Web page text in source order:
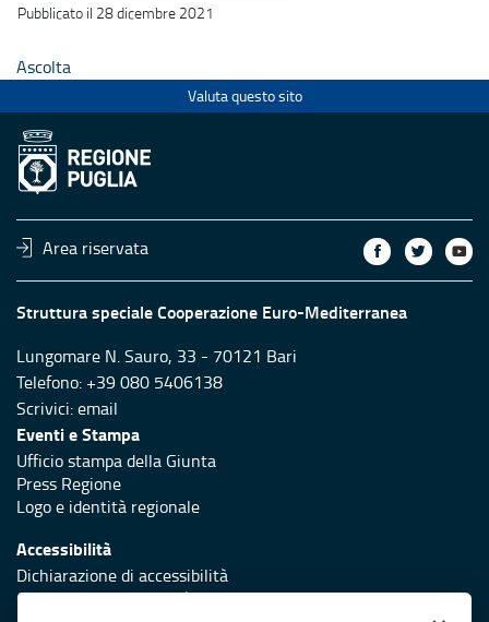
Pubblicato il 28 dicembre 2021
Ascolta
Valuta questo sito
Area riservata
Struttura speciale Cooperazione Euro-Mediterranea
Lungomare N. Sauro, 33 - 70121 Bari
Telefono: +39 080 5406138
Scrivici:email
Eventi e Stampa
Ufficio stampa della Giunta
Press Regione
Logo e identità regionale
Accessibilità
Dichiarazione di accessibilità
Obiettivi di accessibilità